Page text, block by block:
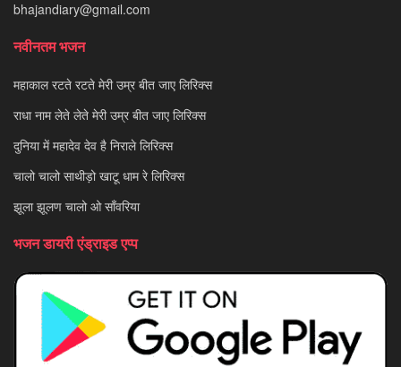
bhajandiary@gmail.com
नवीनतम भजन
महाकाल रटते रटते मेरी उम्र बीत जाए लिरिक्स
राधा नाम लेते लेते मेरी उम्र बीत जाए लिरिक्स
दुनिया में महादेव देव है निराले लिरिक्स
चालो चालो साथीड़ो खाटू धाम रे लिरिक्स
झूला झूलण चालो ओ साँवरिया
भजन डायरी एंड्राइड एप्प